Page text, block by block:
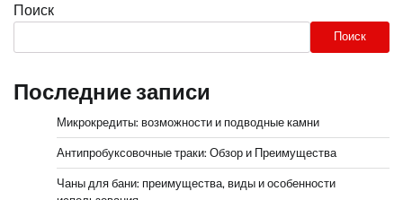
Поиск
Поиск
Последние записи
Микрокредиты: возможности и подводные камни
Антипробуксовочные траки: Обзор и Преимущества
Чаны для бани: преимущества, виды и особенности